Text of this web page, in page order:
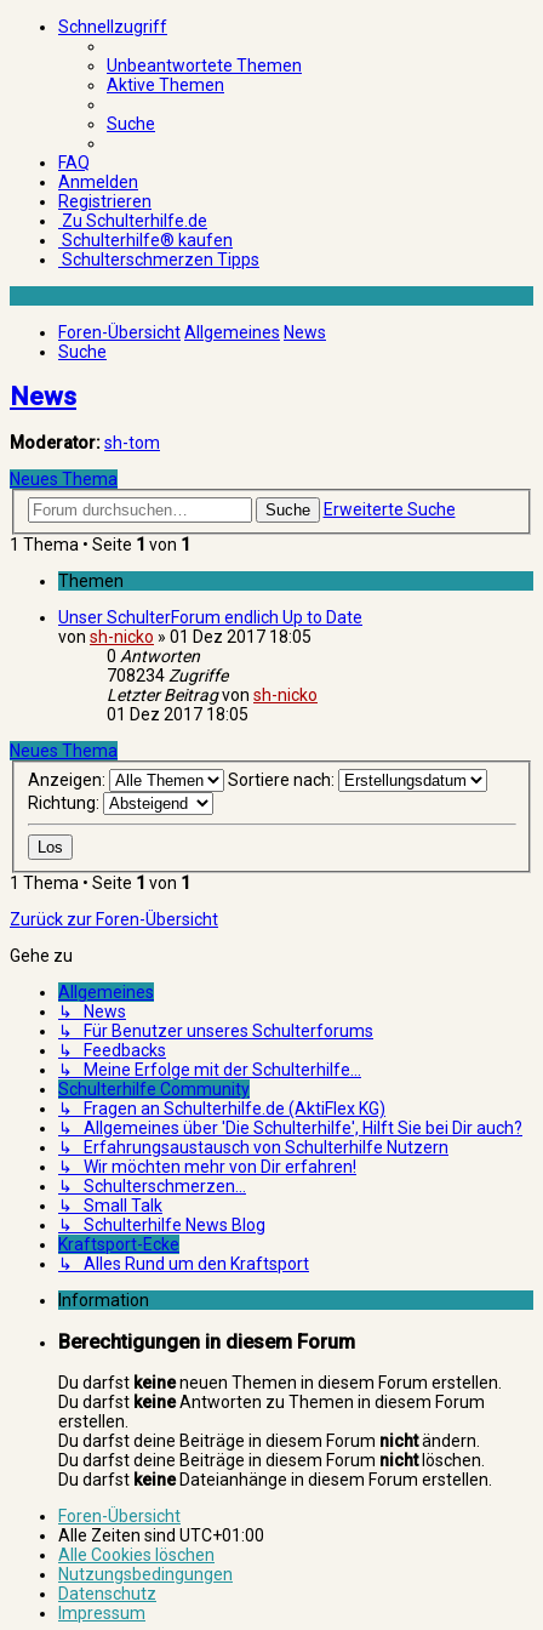
Schnellzugriff
Unbeantwortete Themen
Aktive Themen
Suche
FAQ
Anmelden
Registrieren
Zu Schulterhilfe.de
Schulterhilfe® kaufen
Schulterschmerzen Tipps
Foren-ÜbersichtAllgemeines News
Suche
News
Moderator:sh-tom
Neues Thema
Suche
Erweiterte Suche
1 Thema • Seite 1 von 1
Themen
Unser SchulterForum endlich Up to Date
von sh-nicko » 01 Dez 2017 18:05
0 Antworten
708234Zugriffe
Letzter Beitragvon sh-nicko
01 Dez 2017 18:05
Neues Thema
Anzeigen:
Sortiere nach:
Richtung:
1 Thema • Seite 1 von 1
Zurück zur Foren-Übersicht
Gehe zu
Allgemeines
↳ News
↳ Für Benutzer unseres Schulterforums
↳ Feedbacks
↳ Meine Erfolge mit der Schulterhilfe...
Schulterhilfe Community
↳ Fragen an Schulterhilfe.de (AktiFlex KG)
↳ Allgemeines über 'Die Schulterhilfe', Hilft Sie bei Dir auch?
↳ Erfahrungsaustausch von Schulterhilfe Nutzern
↳ Wir möchten mehr von Dir erfahren!
↳ Schulterschmerzen...
↳ Small Talk
↳ Schulterhilfe News Blog
Kraftsport-Ecke
↳ Alles Rund um den Kraftsport
Information
Berechtigungen in diesem Forum
Du darfst keineneuen Themen in diesem Forum erstellen.
Du darfst keineAntworten zu Themen in diesem Forum
erstellen.
Du darfst deine Beiträge in diesem Forum nichtändern.
Du darfst deine Beiträge in diesem Forum nichtlöschen.
Du darfst keineDateianhänge in diesem Forum erstellen.
Foren-Übersicht
Alle Zeiten sind UTC+01:00
Alle Cookies löschen
Nutzungsbedingungen
Datenschutz
Impressum